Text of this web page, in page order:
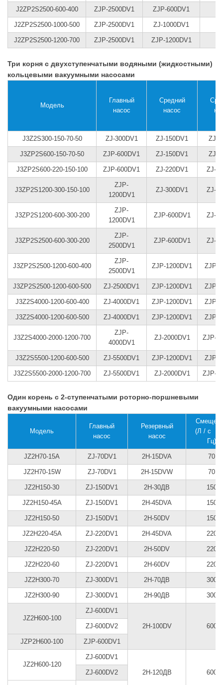
J2ZP2S2500-600-400 ZJP-2500DV1 ZJP-600DV1
J2ZP2S2500-1000-500 ZJP-2500DV1 ZJ-1000DV1
J2ZP2S2500-1200-700 ZJP-2500DV1 ZJP-1200DV1
Три корня с двухступенчатыми водяными (жидкостными)
кольцевыми вакуумными насосами
Модель
Главный
насос
Средний
насос
J3Z2S300-150-70-50 ZJ-300DV1 ZJ-150DV1 ZJ-
J3ZP2S600-150-70-50 ZJP-600DV1 ZJ-150DV1 ZJ-
J3ZP2S600-220-150-100 ZJP-600DV1 ZJ-220DV1 ZJ-
J3ZP2S1200-300-150-100
ZJP-
1200DV1
ZJ-300DV1 ZJ-
J3ZP2S1200-600-300-200
ZJP-
1200DV1
ZJP-600DV1 ZJ-
J3ZP2S2500-600-300-200
ZJP-
2500DV1
ZJP-600DV1 ZJ-
J3ZP2S2500-1200-600-400
ZJP-
2500DV1
ZJP-1200DV1 ZJP-
J3ZP2S2500-1200-600-500 ZJ-2500DV1 ZJP-1200DV1 ZJP-
J3Z2S4000-1200-600-400 ZJ-4000DV1 ZJP-1200DV1 ZJP-
J3Z2S4000-1200-600-500 ZJ-4000DV1 ZJP-1200DV1 ZJP-
J3Z2S4000-2000-1200-700
ZJP-
4000DV1
ZJ-2000DV1 ZJP-
J3Z2S5500-1200-600-500 ZJ-5500DV1 ZJP-1200DV1 ZJP-
J3Z2S5500-2000-1200-700 ZJ-5500DV1 ZJ-2000DV1 ZJP-
Один корень с 2-ступенчатыми роторно-поршневыми
вакуумными насосами
Модель
Главный
насос
Резервный
насос
(Л / с ，
Гц)
JZ2H70-15A ZJ-70DV1 2H-15DVA 70
JZ2H70-15W ZJ-70DV1 2H-15DVW 70
JZ2H150-30 ZJ-150DV1 2Н-30ДВ 150
JZ2H150-45A ZJ-150DV1 2H-45DVA 150
JZ2H150-50 ZJ-150DV1 2H-50DV 150
JZ2H220-45A ZJ-220DV1 2H-45DVA 220
JZ2H220-50 ZJ-220DV1 2H-50DV 220
JZ2H220-60 ZJ-220DV1 2H-60DV 220
JZ2H300-70 ZJ-300DV1 2Н-70ДВ 300
JZ2H300-90 ZJ-300DV1 2Н-90ДВ 300
JZ2H600-100
ZJ-600DV1
2H-100DV 600
ZJ-600DV2
JZP2H600-100 ZJP-600DV1
JZ2H600-120
ZJ-600DV1
2Н-120ДВ 600
ZJ-600DV2